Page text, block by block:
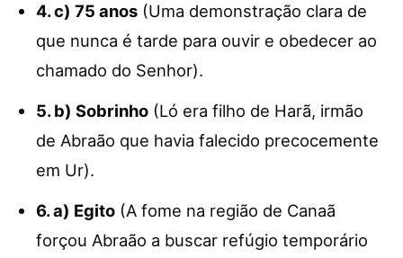
4. c) 75 anos (Uma demonstração clara de
que nunca é tarde para ouvir e obedecer ao
chamado do Senhor).
5. b) Sobrinho (Ló era filho de Harã, irmão
de Abraão que havia falecido precocemente
em Ur).
6. a) Egito (A fome na região de Canaã
forçou Abraão a buscar refúgio temporário